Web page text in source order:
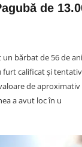
de
bărbat de 56 de
furt calificat și
de aproximativ
a avut loc în u